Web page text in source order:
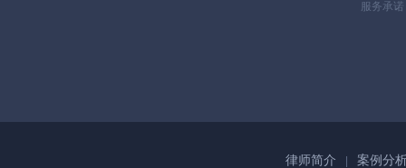
服务承诺
律师简介 案例分